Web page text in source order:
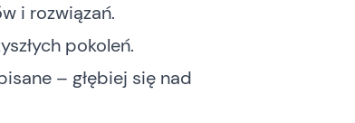
i rozwiązań.
pokoleń.
– głębiej się nad